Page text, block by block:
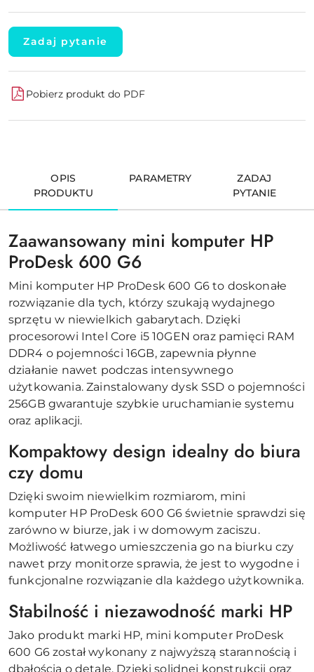
Zadaj pytanie
Pobierz produkt do PDF
OPIS
PRODUKTU
PARAMETRY
ZADAJ
PYTANIE
Zaawansowany mini komputer HP
ProDesk 600 G6
Mini komputer HP ProDesk 600 G6 to doskonałe
rozwiązanie dla tych, którzy szukają wydajnego
sprzętu w niewielkich gabarytach. Dzięki
procesorowi Intel Core i5 10GEN oraz pamięci RAM
DDR4 o pojemności 16GB, zapewnia płynne
działanie nawet podczas intensywnego
użytkowania. Zainstalowany dysk SSD o pojemności
256GB gwarantuje szybkie uruchamianie systemu
oraz aplikacji.
Kompaktowy design idealny do biura
czy domu
Dzięki swoim niewielkim rozmiarom, mini
komputer HP ProDesk 600 G6 świetnie sprawdzi się
zarówno w biurze, jak i w domowym zaciszu.
Możliwość łatwego umieszczenia go na biurku czy
nawet przy monitorze sprawia, że jest to wygodne i
funkcjonalne rozwiązanie dla każdego użytkownika.
Stabilność i niezawodność marki HP
Jako produkt marki HP, mini komputer ProDesk
600 G6 został wykonany z najwyższą starannością i
dbałością o detale. Dzięki solidnej konstrukcji oraz